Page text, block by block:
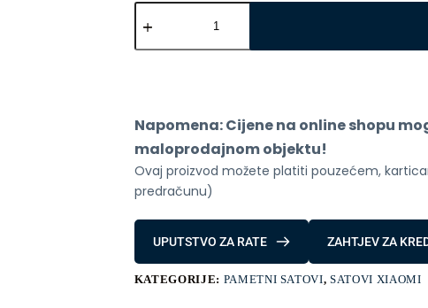
Xiaomi
Haylou
Black
Napomena: Cijene na online shopu
maloprodajnom objektu!
Ovaj proizvod možete platiti pouzećem,
predračunu)
UPUTSTVO ZA RATE ZAHTJEV ZA
KATEGORIJE: PAMETNI SATOVI,SATOVI XIAOMI